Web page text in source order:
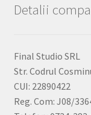
Detalii
Final Studio SRL
Str. Codrul
CUI: 22890422
Reg. Com: J08/